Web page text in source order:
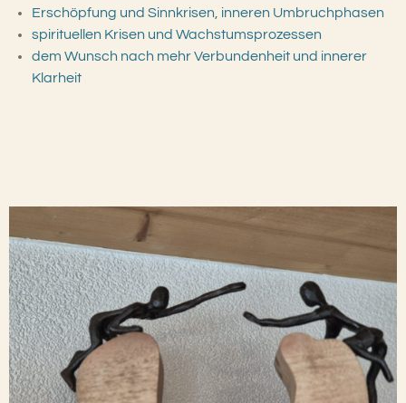
Erschöpfung und Sinnkrisen, inneren Umbruchphasen
spirituellen Krisen und Wachstumsprozessen
dem Wunsch nach mehr Verbundenheit und innerer
Klarheit